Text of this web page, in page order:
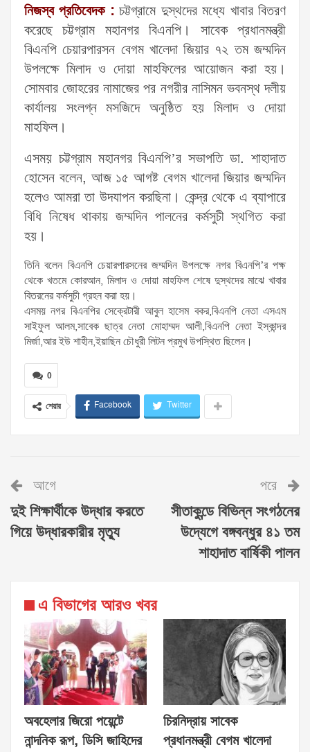
নিজস্ব প্রতিবেদক :চট্টগ্রামে দুস্থদের মধ্যে খাবার বিতরণ
করেছে চট্টগ্রাম মহানগর বিএনপি। সাবেক প্রধানমন্ত্রী
বিএনপি চেয়ারপারসন বেগম খালেদা জিয়ার ৭২ তম জম্মদিন
উপলক্ষে মিলাদ ও দোয়া মাহফিলের আয়োজন করা হয়।
সোমবার জোহরের নামাজের পর নগরীর নাসিমন ভবনস্থ দলীয়
কার্যালয় সংলগ্ন মসজিদে অনুষ্ঠিত হয় মিলাদ ও দোয়া
মাহফিল।
এসময় চট্টগ্রাম মহানগর বিএনপি’র সভাপতি ডা. শাহাদাত
হোসেন বলেন, আজ ১৫ আগষ্ট বেগম খালেদা জিয়ার জম্মদিন
হলেও আমরা তা উদযাপন করছিনা। কেন্দ্র থেকে এ ব্যাপারে
বিধি নিষেধ থাকায় জম্মদিন পালনের কর্মসুচী স্থগিত করা
হয়।
তিনি বলেন বিএনপি চেয়ারপারসনের জম্মদিন উপলক্ষে নগর বিএনপি’র পক্ষ
থেকে খতমে কোরআন, মিলাদ ও দোয়া মাহফিল শেষে দুস্থদের মাঝে খাবার
বিতরনের কর্মসুচী গ্রহন করা হয়।
এসময় নগর বিএনপির সেক্রেটারী আবুল হাসেম বকর,বিএনপি নেতা এসএম
সাইফুল আলম,সাবেক ছাত্র নেতা মোহাম্মদ আলী,বিএনপি নেতা ইস্কান্দর
মির্জা,আর ইউ শাহীন,ইয়াছিন চৌধুরী লিটন প্রমুখ উপস্থিত ছিলেন।
0
শেয়ার Facebook Twitter
আগে
দুই শিক্ষার্থীকে উদ্ধার করতে
গিয়ে উদ্ধারকারীর মৃত্যু
পরে
সীতাকুন্ডে বিভিন্ন সংগঠনের
উদ্যেগে বঙ্গবন্ধুর ৪১ তম
শাহাদাত বার্ষিকী পালন
এ বিভাগের আরও খবর
অবহেলার জিরো পয়েন্টে
নান্দনিক রূপ, ডিসি জাহিদের
চিরনিদ্রায় সাবেক
প্রধানমন্ত্রী বেগম খালেদা